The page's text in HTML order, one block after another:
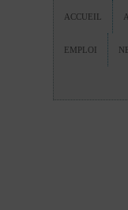
ACCUEIL
EMPLOI